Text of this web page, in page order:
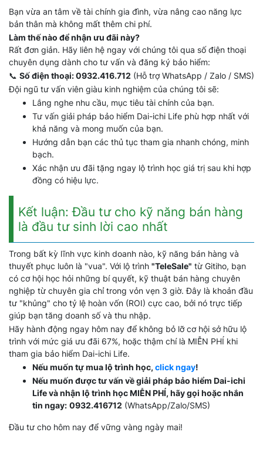
Bạn vừa an tâm về tài chính gia đình, vừa nâng cao năng lực
bản thân mà không mất thêm chi phí.
Làm thế nào để nhận ưu đãi này?
Rất đơn giản. Hãy liên hệ ngay với chúng tôi qua số điện thoại
chuyên dụng dành cho tư vấn và đăng ký bảo hiểm:
📞 Số điện thoại: 0932.416.712 (Hỗ trợ WhatsApp / Zalo / SMS)
Đội ngũ tư vấn viên giàu kinh nghiệm của chúng tôi sẽ:
Lắng nghe nhu cầu, mục tiêu tài chính của bạn.
Tư vấn giải pháp bảo hiểm Dai-ichi Life phù hợp nhất với
khả năng và mong muốn của bạn.
Hướng dẫn bạn các thủ tục tham gia nhanh chóng, minh
bạch.
Xác nhận ưu đãi tặng ngay lộ trình học giá trị sau khi hợp
đồng có hiệu lực.
Kết luận: Đầu tư cho kỹ năng bán hàng
là đầu tư sinh lời cao nhất
Trong bất kỳ lĩnh vực kinh doanh nào, kỹ năng bán hàng và
thuyết phục luôn là "vua". Với lộ trình "TeleSale" từ Gitiho, bạn
có cơ hội học hỏi những bí quyết, kỹ thuật bán hàng chuyên
nghiệp từ chuyên gia chỉ trong vỏn vẹn 3 giờ. Đây là khoản đầu
tư "khủng" cho tỷ lệ hoàn vốn (ROI) cực cao, bởi nó trực tiếp
giúp bạn tăng doanh số và thu nhập.
Hãy hành động ngay hôm nay để không bỏ lỡ cơ hội sở hữu lộ
trình với mức giá ưu đãi 67%, hoặc thậm chí là MIỄN PHÍ khi
tham gia bảo hiểm Dai-ichi Life.
Nếu muốn tự mua lộ trình học, click ngay!
Nếu muốn được tư vấn về giải pháp bảo hiểm Dai-ichi
Life và nhận lộ trình học MIỄN PHÍ, hãy gọi hoặc nhắn
tin ngay: 0932.416712 (WhatsApp/Zalo/SMS)
Đầu tư cho hôm nay để vững vàng ngày mai!